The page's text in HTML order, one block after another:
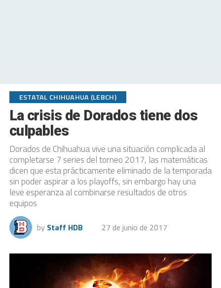
ESTATAL CHIHUAHUA (LEBCH)
La crisis de Dorados tiene dos
culpables
Dorados de Chihuahua vive una situación complicada al
completarse 7 series del torneo 2017, las matemáticas
dicen que esta prácticamente eliminado de la temporada
sin poder aspirar a los playoffs, sin embargo hay una
leve esperanza al combinarse resultados de otros
equipos
by Staff HDB 27 de junio de 2017